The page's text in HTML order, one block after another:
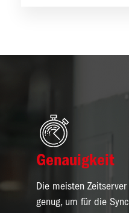
Bild
Genauigkeit
Die meisten
genug, um für die